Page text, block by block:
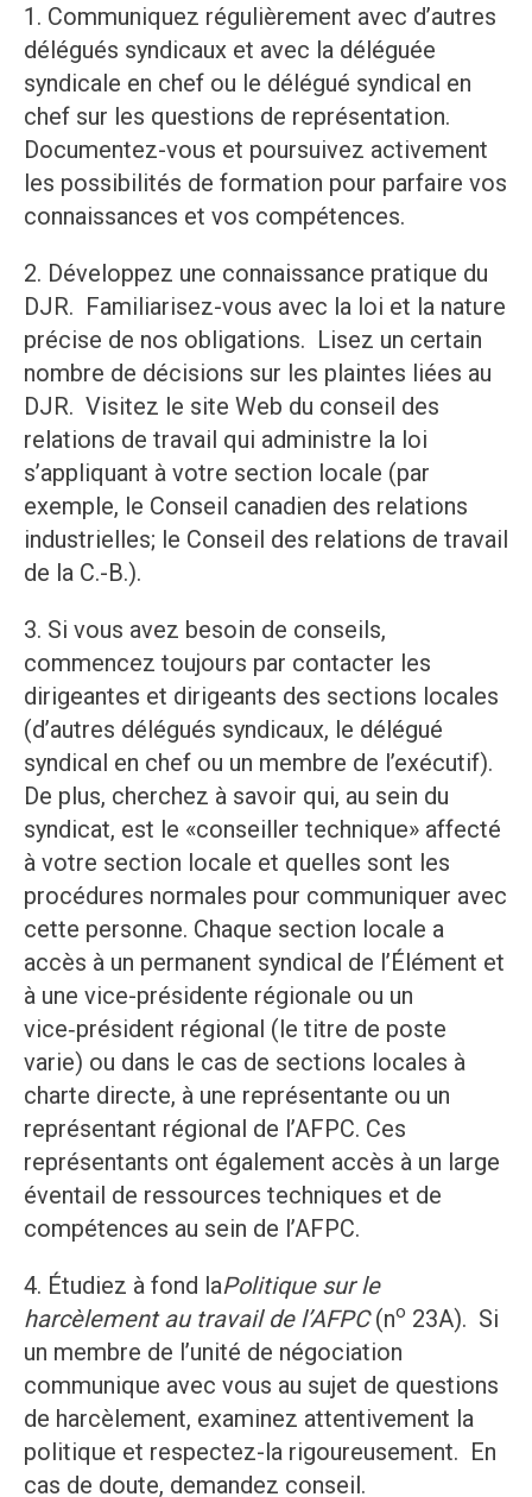
1. Communiquez régulièrement avec d’autres
délégués syndicaux et avec la déléguée
syndicale en chef ou le délégué syndical en
chef sur les questions de représentation.
Documentez-vous et poursuivez activement
les possibilités de formation pour parfaire vos
connaissances et vos compétences.
2. Développez une connaissance pratique du
DJR. Familiarisez-vous avec la loi et la nature
précise de nos obligations. Lisez un certain
nombre de décisions sur les plaintes liées au
DJR. Visitez le site Web du conseil des
relations de travail qui administre la loi
s’appliquant à votre section locale (par
exemple, le Conseil canadien des relations
industrielles; le Conseil des relations de travail
de la C.-B.).
3. Si vous avez besoin de conseils,
commencez toujours par contacter les
dirigeantes et dirigeants des sections locales
(d’autres délégués syndicaux, le délégué
syndical en chef ou un membre de l’exécutif).
De plus, cherchez à savoir qui, au sein du
syndicat, est le «conseiller technique» affecté
à votre section locale et quelles sont les
procédures normales pour communiquer avec
cette personne. Chaque section locale a
accès à un permanent syndical de l’Élément et
à une vice-présidente régionale ou un
vice‑président régional (le titre de poste
varie) ou dans le cas de sections locales à
charte directe, à une représentante ou un
représentant régional de l’AFPC. Ces
représentants ont également accès à un large
éventail de ressources techniques et de
compétences au sein de l’AFPC.
4. Étudiez à fond laPolitique sur le
harcèlement au travail de l’AFPC(no 23A). Si
un membre de l’unité de négociation
communique avec vous au sujet de questions
de harcèlement, examinez attentivement la
politique et respectez-la rigoureusement. En
cas de doute, demandez conseil.